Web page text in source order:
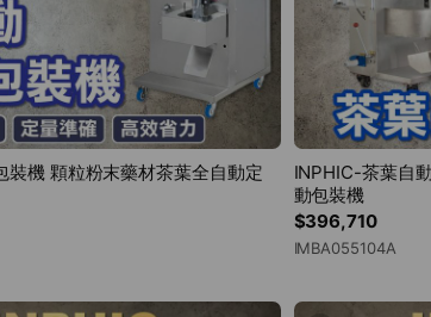
署並經公司用印之合約或報價單所載內容為準。
，即構成雙方就該交易之完整合意，並取代雙方於簽
來內容。如有不一致者，概以正式文件為準。
項
方於官方 LINE 上就特定事項所為之明確確認（例如
方溝通紀錄之佐證，惟其效力仍以第四條所述正式文
營運需要修訂本規範，並公告於官方網站，恕不另行個
裝機 顆粒粉末藥材茶葉全自動定
$396,710
INPHIC-茶葉自
動包裝機
IMBA055104A